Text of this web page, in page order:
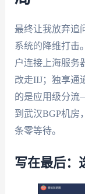
最终让我放弃追
系统的降维打击
户连接上海服务
改走IIJ；独享通
的是应用级分流
到武汉BGP机房
条零等待。
写在最后：